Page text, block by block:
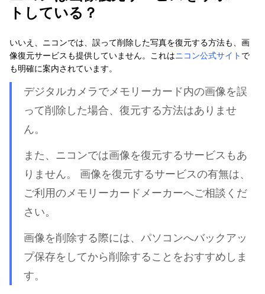
トしている？
いいえ、ニコンでは、誤って削除した写真を復元する方法も、画
像復元サービスも提供していません。これはニコン公式サイト で
も明確に案内されています。
デジタルカメラでメモリーカード内の画像を誤
って削除した場合、復元する方法はありませ
ん。
また、ニコンでは画像を復元するサービスもあ
りません。 画像を復元するサービスの有無は、
ご利用のメモリーカードメーカーへご相談くだ
さい。
画像を削除する際には、パソコンへバックアッ
プ保存をしてから削除することをおすすめしま
す。